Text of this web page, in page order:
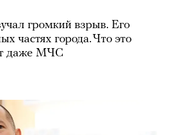
громкий взрыв. Его
частях города. Что это
даже МЧС